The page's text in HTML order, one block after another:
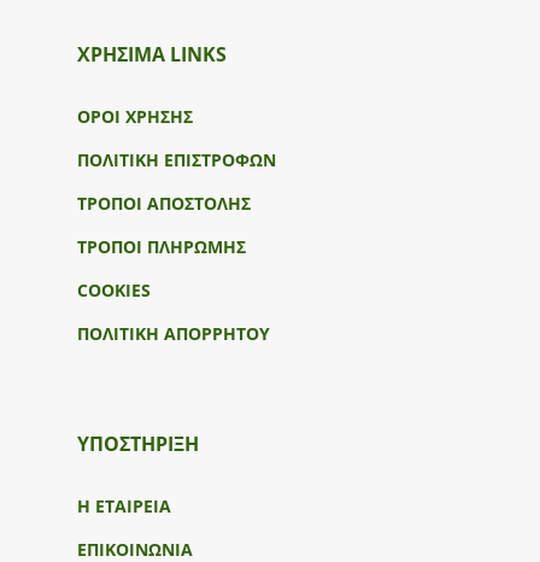
ΧΡΗΣΙΜΑ LINKS
ΟΡΟΙ ΧΡΗΣΗΣ
ΠΟΛΙΤΙΚΗ ΕΠΙΣΤΡΟΦΩΝ
ΤΡΟΠΟΙ ΑΠΟΣΤΟΛΗΣ
ΤΡΟΠΟΙ ΠΛΗΡΩΜΗΣ
COOKIES
ΠΟΛΙΤΙΚΗ ΑΠΟΡΡΗΤΟΥ
ΥΠΟΣΤΉΡΙΞΗ
Η ΕΤΑΙΡΕΙΑ
ΕΠΙΚΟΙΝΩΝΙΑ